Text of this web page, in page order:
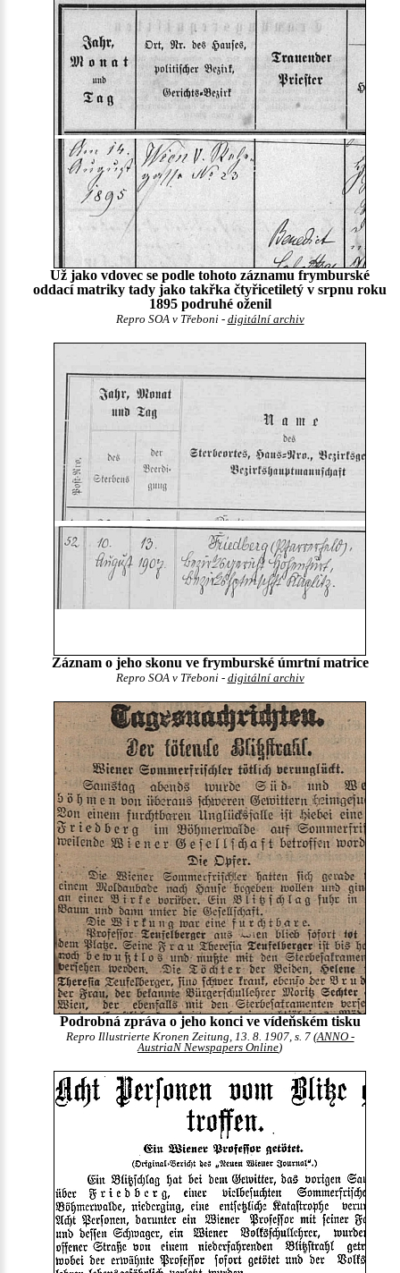
Už jako vdovec se podle tohoto záznamu frymburské
oddací matriky tady jako takřka čtyřicetiletý v srpnu roku
1895 podruhé oženil
Repro SOA v Třeboni - digitální archiv
Záznam o jeho skonu ve frymburské úmrtní matrice
Repro SOA v Třeboni - digitální archiv
Podrobná zpráva o jeho konci ve vídeňském tisku
Repro Illustrierte Kronen Zeitung, 13. 8. 1907, s. 7 (ANNO -
AustriaN Newspapers Online)